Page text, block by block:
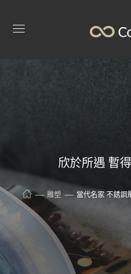
欣於所遇 暫
雕塑 當代名家 不銹鋼